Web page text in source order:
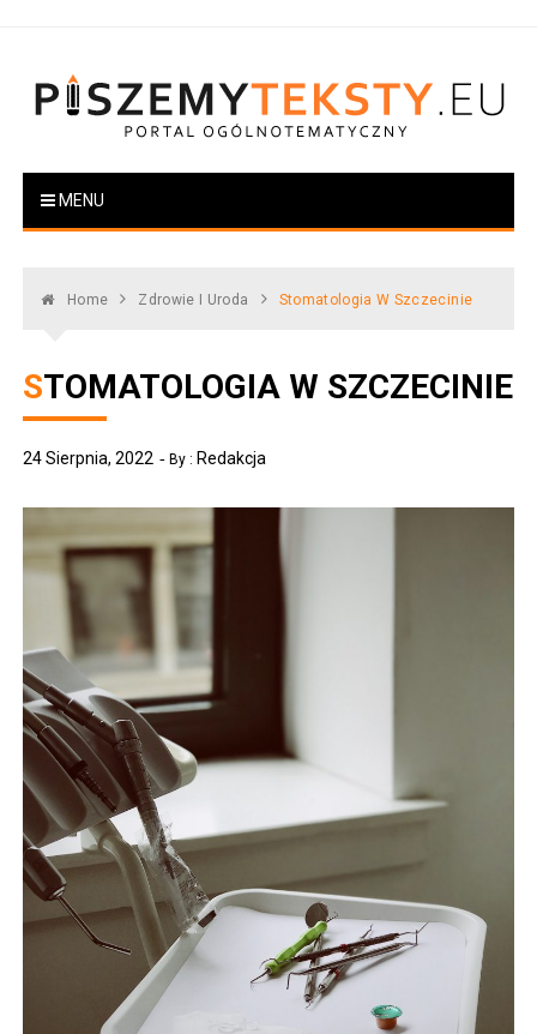
PiszemyTeksty.pl
Portal ogólnotematyczny
MENU
Home Zdrowie I Uroda Stomatologia W Szczecinie
STOMATOLOGIA W SZCZECINIE
24 Sierpnia, 2022 By : Redakcja